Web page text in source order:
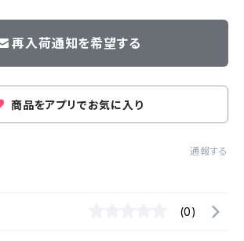
再入荷通知を希望する
商品をアプリでお気に入り
通報する
(0)